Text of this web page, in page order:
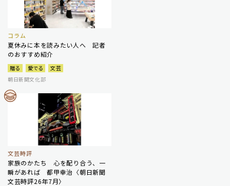
コラム
夏休みに本を読みたい人へ 記者
のおすすめ紹介
贈る 愛でる
文芸
朝日新聞文化部
文芸時評
家族のかたち 心を配り合う、一
瞬があれば 都甲幸治〈朝日新聞
文芸時評26年7月〉